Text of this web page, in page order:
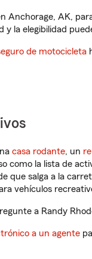
Anchorage, AK,
y la elegibilidad
de motocicleta
casa rodante, un
como la lista de
que salga a la
vehículos
a Randy
a un agente